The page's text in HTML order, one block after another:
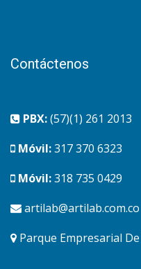
Contáctenos
PBX:(57)(1) 261 2013
Móvil:317 370 6323
Móvil:318 735 0429
artilab@artilab.com.co
Parque Empresarial